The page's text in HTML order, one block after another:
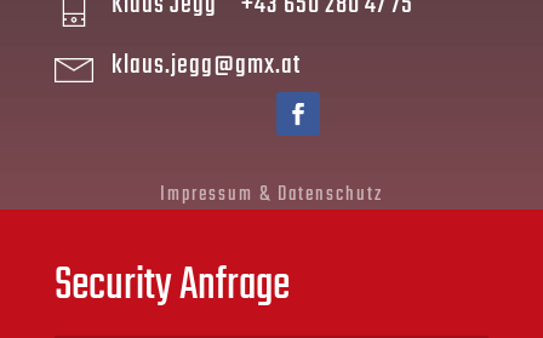
klaus.jegg@gmx.at
Impressum & Datenschutz
Security Anfrage